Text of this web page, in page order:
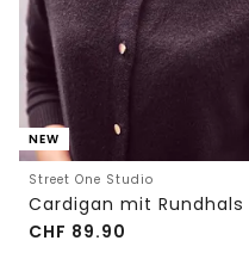
NEW
Street One Studio
CHF 89.90